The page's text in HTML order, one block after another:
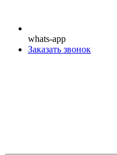
whats-app
Заказать звонок